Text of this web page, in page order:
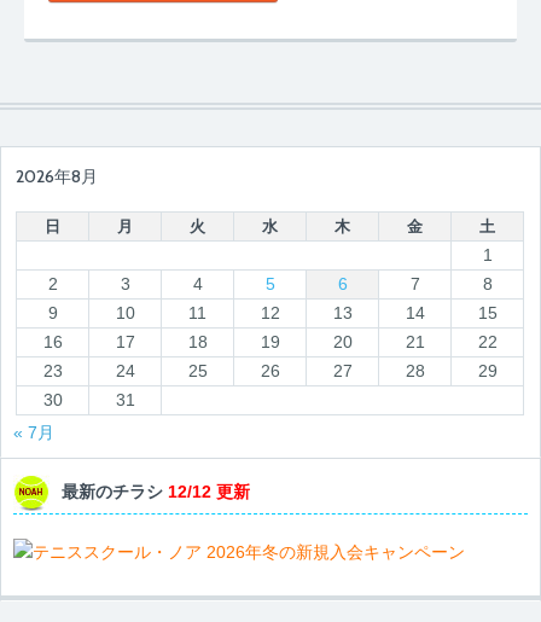
2026年8月
日 月 火 水 木 金 土
1
2
3 4 5 6 7
8
9
10 11 12 13 14
15
16
17 18 19 20 21
22
23
24 25 26 27 28
29
30
31
« 7月
最新のチラシ 12/12 更新